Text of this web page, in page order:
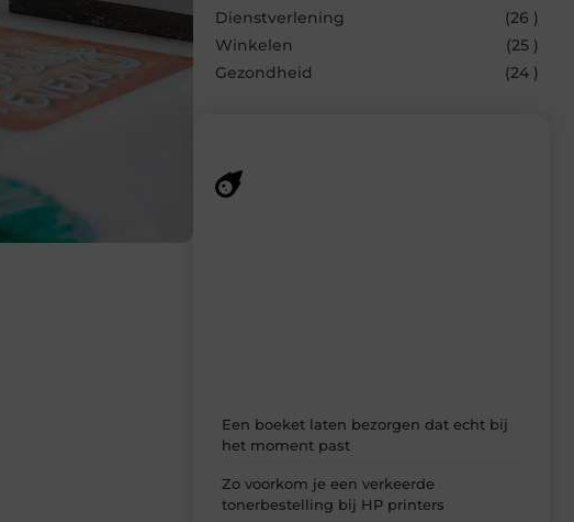
Dienstverlening
(26 )
Winkelen
(25 )
Gezondheid
(24 )
Een boeket laten bezorgen dat echt bij
het moment past
Zo voorkom je een verkeerde
tonerbestelling bij HP printers